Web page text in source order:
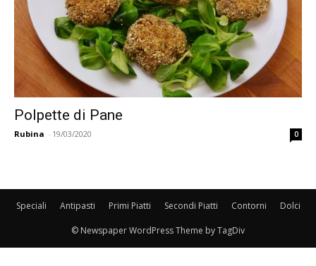
Polpette di Pane
Rubina - 19/03/2020 0
Speciali Antipasti Primi Piatti Secondi Piatti Contorni Dolci
© Newspaper WordPress Theme by TagDiv